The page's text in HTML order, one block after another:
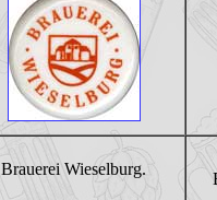
Brauerei Wieselburg.